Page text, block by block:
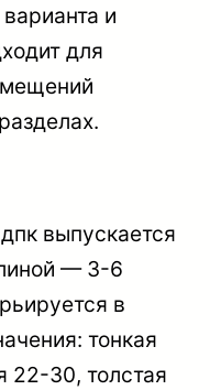
и
для
выпускается
— 3-6
в
тонкая
30, толстая